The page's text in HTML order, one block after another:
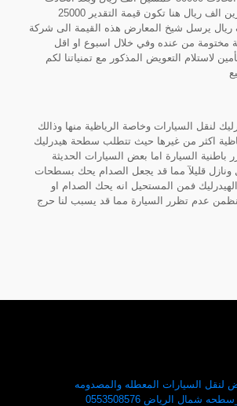
25000 خمسة وعشرين الف ريال هنا تكون قيمة التقدير 25000
يرسل شيخ المعارض هذه القيمة الى شركة
مختومة من عنده وفي خلال اسبوع او اقل
لاستلام التعويض المذكور مع تمنياتنا لكم
لنقل السيارات وخاصة الرياظية منها وذالك
اكثر من غيرها حيث تتطلب سطحة هيدرليك
باطنية السيارة اما بعض السيارات الحديثة
قليلآ مما قد يجعل الصدام يحك بسطحات
الهيدرليك فمن المستحيل انه يحك الصدام او
نظمن عدم تظرر السيارة مما قد يسبب لنا حرج
لنقل السيارات المعطله والمصدومه